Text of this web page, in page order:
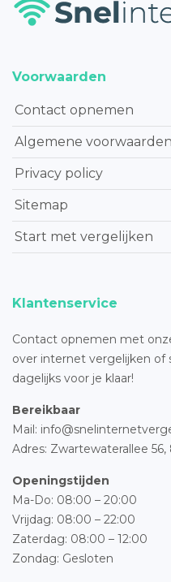
Voorwaarden
Contact opnemen
Algemene voorwaarden
Privacy policy
Sitemap
Start met vergelijken
Klantenservice
Contact opnemen met
over internet vergelijken of
dagelijks voor je klaar!
Bereikbaar
Mail:
Adres: Zwartewaterallee 56,
Openingstijden
Ma-Do: 08:00 – 20:00
Vrijdag: 08:00 – 22:00
Zaterdag: 08:00 – 12:00
Zondag: Gesloten